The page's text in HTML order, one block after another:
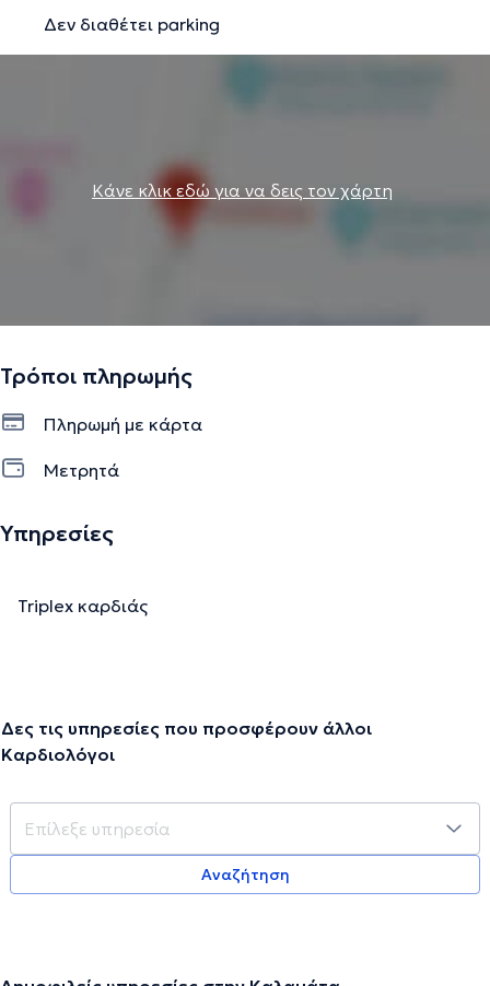
Δεν διαθέτει parking
Κάνε κλικ εδώ για να δεις τον χάρτη
Τρόποι πληρωμής
Πληρωμή με κάρτα
Μετρητά
Υπηρεσίες
Triplex καρδιάς
Δες τις υπηρεσίες που προσφέρουν άλλοι
Καρδιολόγοι
Αναζήτηση